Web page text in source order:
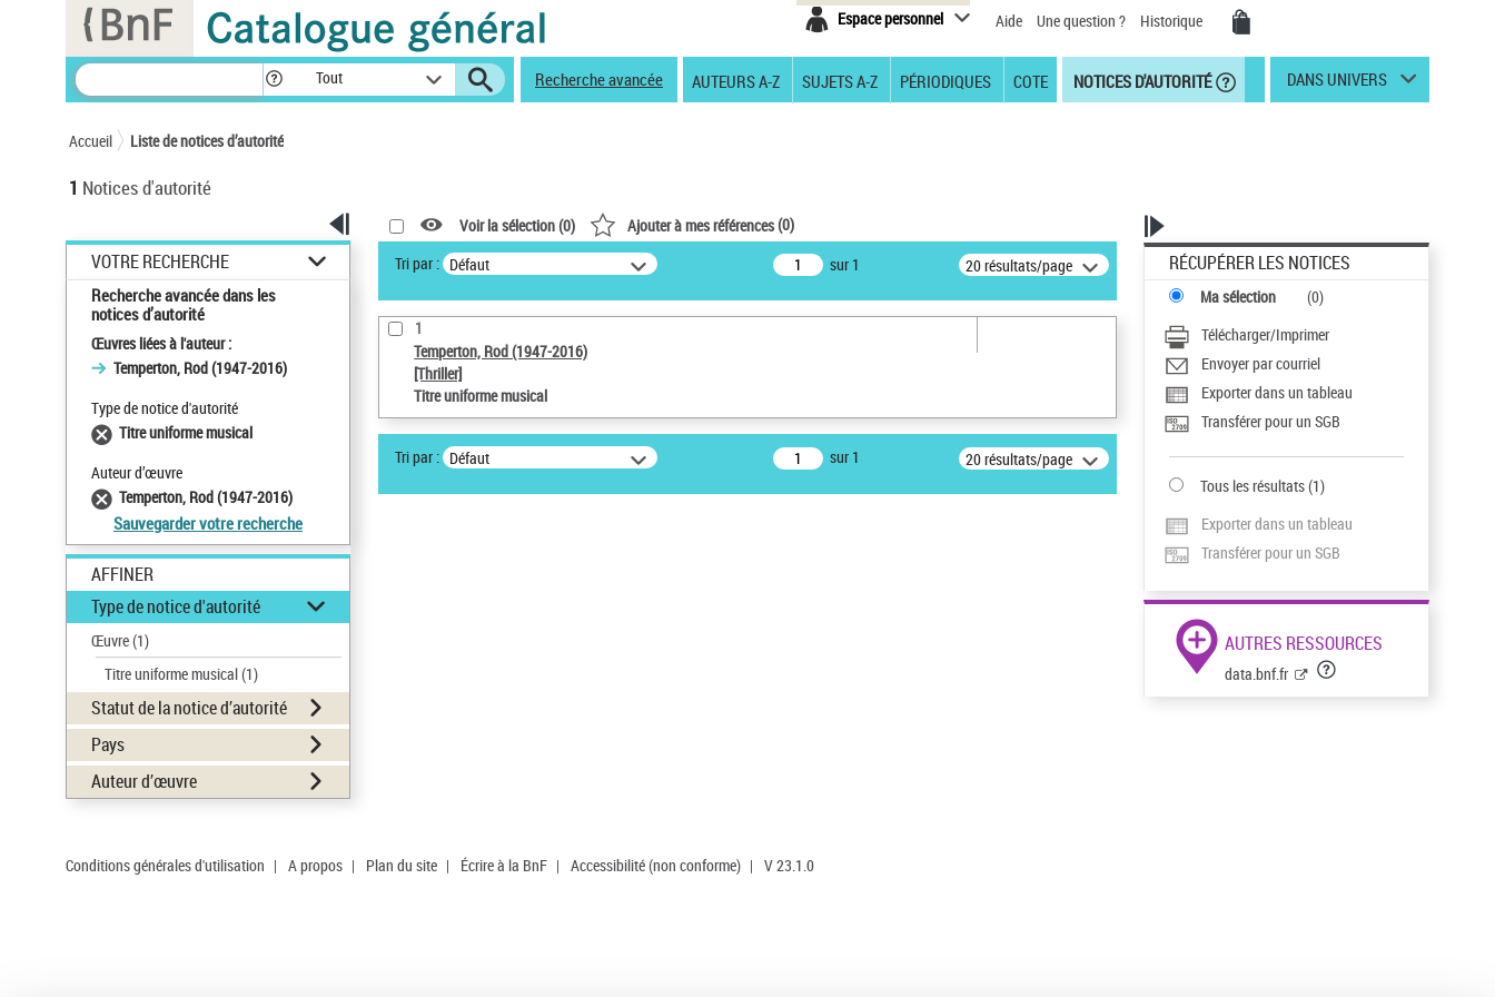
Espace personnel Aide Une question ? Historique
Tout Recherche avancée AUTEURS A-Z SUJETS A-Z PÉRIODIQUES COTE NOTICES D'AUTORITÉ DANS UNIVERS
Accueil Liste de notices d’autorité
1 Notices d'autorité
VOTRE RECHERCHE
Recherche avancée dans les
notices d’autorité
Œuvres liées à l'auteur :
Temperton, Rod (1947-2016)
Type de notice d'autorité
Titre uniforme musical
Auteur d’œuvre
Temperton, Rod (1947-2016)
Sauvegarder votre recherche
AFFINER
Type de notice d'autorité
Œuvre(1)
Titre uniforme musical(1)
Statut de la notice d’autorité
Pays
Auteur d’œuvre
Voir la sélection (0) Ajouter à mes références(0)
Tri par : Défaut sur 1 20 résultats/page
1
Temperton, Rod (1947-2016)
[Thriller]
Titre uniforme musical
Tri par : Défaut sur 1 20 résultats/page
RÉCUPÉRER LES NOTICES
Ma sélection (0)
Télécharger/Imprimer
Envoyer par courriel
Exporter dans un tableau
Transférer pour un SGB
Tous les résultats(1)
Exporter dans un tableau
Transférer pour un SGB
AUTRES RESSOURCES
data.bnf.fr
Conditions générales d'utilisation | A propos | Plan du site | Écrire à la BnF | Accessibilité (non conforme) | V 23.1.0
Panneau de gestion des cookies